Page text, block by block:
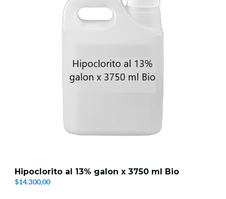
Hipoclorito al 13% galon x 3750 ml Bio
$14.300,00